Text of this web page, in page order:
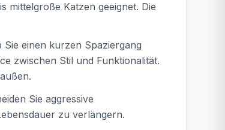
mittelgroße Katzen geeignet. Die
einen kurzen Spaziergang
zwischen Stil und Funktionalität.
Sie aggressive
zu verlängern.